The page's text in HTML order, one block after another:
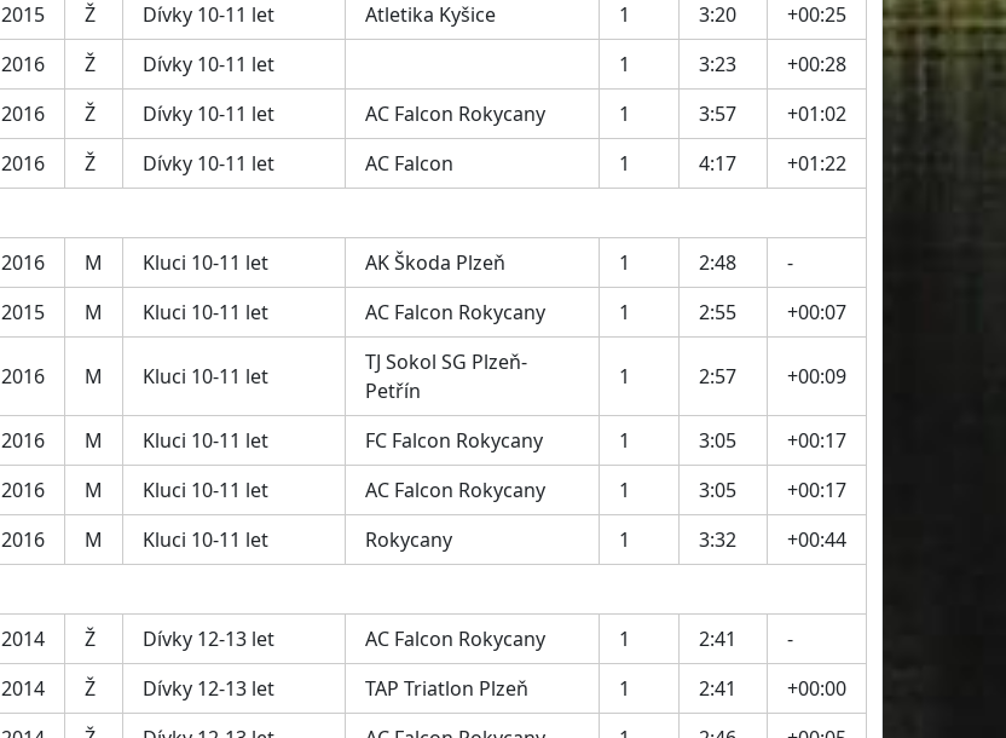
2015 Ž Dívky 10-11 let Atletika Kyšice 1 3:20
+00:25
2016 Ž Dívky 10-11 let 1 3:23
+00:28
2016 Ž Dívky 10-11 let AC Falcon Rokycany 1 3:57
+01:02
2016 Ž Dívky 10-11 let AC Falcon 1 4:17
+01:22
2016 M Kluci 10-11 let AK Škoda Plzeň 1 2:48
-
2015 M Kluci 10-11 let AC Falcon Rokycany 1 2:55 +00:07
2016 M Kluci 10-11 let
TJ Sokol SG Plzeň-
Petřín
1 2:57 +00:09
2016 M Kluci 10-11 let FC Falcon Rokycany 1 3:05
+00:17
2016 M Kluci 10-11 let AC Falcon Rokycany 1 3:05
+00:17
2016 M Kluci 10-11 let Rokycany 1 3:32
+00:44
2014 Ž Dívky 12-13 let AC Falcon Rokycany 1 2:41
-
2014 Ž Dívky 12-13 let TAP Triatlon Plzeň 1 2:41
+00:00